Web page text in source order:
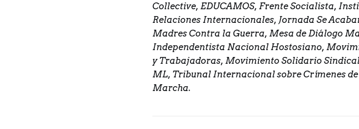
Collective, EDUCAMOS, Frente Socialista,
Relaciones Internacionales, Jornada Se
Madres Contra la Guerra, Mesa de Diálogo
Independentista Nacional Hostosiano,
y Trabajadoras, Movimiento Solidario
ML, Tribunal Internacional sobre Crímenes de
Marcha.